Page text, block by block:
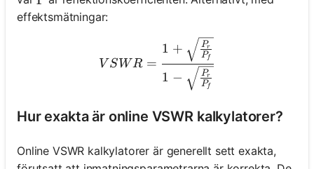
effektsmätningar:
VSWR = \frac{1 +
V SWR =
1 − Pf
Pr
1 + Pf
Pr
Hur exakta är online VSWR kalkylatorer?
Online VSWR kalkylatorer är generellt sett exakta,